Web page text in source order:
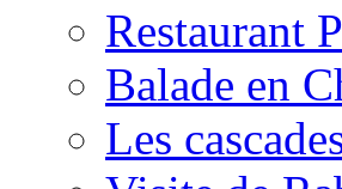
Restaurant
Balade en
Les